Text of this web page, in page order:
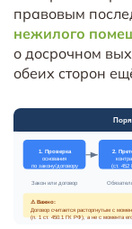
правовым
нежилого
о досрочном
обеих сторон